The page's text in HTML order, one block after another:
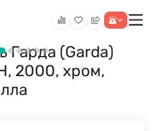
Гарда (Garda)
2000, хром,